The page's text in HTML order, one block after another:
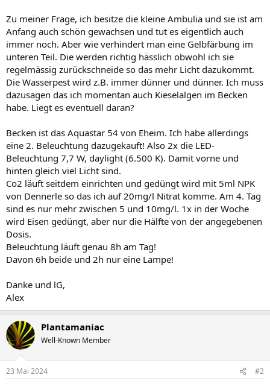
Zu meiner Frage, ich besitze die kleine Ambulia und sie ist am
Anfang auch schön gewachsen und tut es eigentlich auch
immer noch. Aber wie verhindert man eine Gelbfärbung im
unteren Teil. Die werden richtig hässlich obwohl ich sie
regelmässig zurückschneide so das mehr Licht dazukommt.
Die Wasserpest wird z.B. immer dünner und dünner. Ich muss
dazusagen das ich momentan auch Kieselalgen im Becken
habe. Liegt es eventuell daran?
Becken ist das Aquastar 54 von Eheim. Ich habe allerdings
eine 2. Beleuchtung dazugekauft! Also 2x die LED-
Beleuchtung 7,7 W, daylight (6.500 K). Damit vorne und
hinten gleich viel Licht sind.
Co2 läuft seitdem einrichten und gedüngt wird mit 5ml NPK
von Dennerle so das ich auf 20mg/l Nitrat komme. Am 4. Tag
sind es nur mehr zwischen 5 und 10mg/l. 1x in der Woche
wird Eisen gedüngt, aber nur die Hälfte von der angegebenen
Dosis.
Beleuchtung läuft genau 8h am Tag!
Davon 6h beide und 2h nur eine Lampe!
Danke und lG,
Alex
Plantamaniac
Well-Known Member
23 Mai 2024 #2